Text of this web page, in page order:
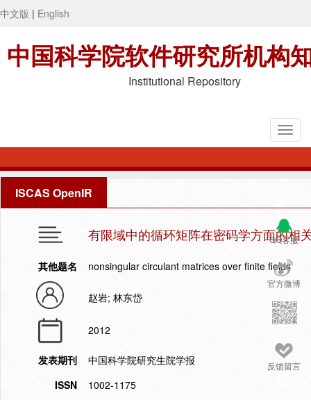
中文版 | English
中国科学院软件研究所机构
Institutional Repository
ISCAS OpenIR
QQ客服
官方微博
反馈留言
有限域中的循环矩阵在密码学方面的相
其他题名 nonsingular circulant matrices over finite fields
赵岩; 林东岱
2012
发表期刊
中国科学院研究生院学报
ISSN
1002-1175